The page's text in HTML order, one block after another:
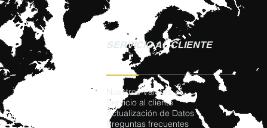
SERVICIO AL CLIENTE
Nuestros Valores
Servicio al cliente
Actualización de Datos
Preguntas frecuentes